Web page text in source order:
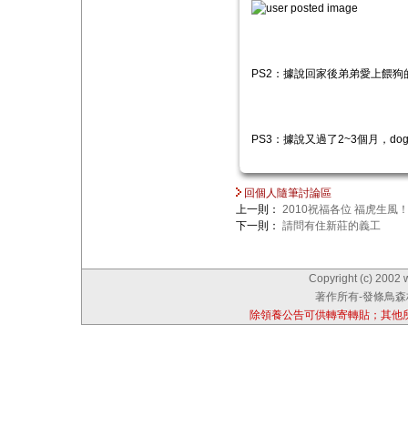
PS2：據說回家後弟弟愛上餵
PS3：據說又過了2~3個月，
回個人隨筆討論區
上一則： 2010祝福各位 福虎生風
下一則： 請問有住新莊的義工
Copyright (c) 2002
著作所有-發條鳥
除領養公告可供轉寄轉貼；其